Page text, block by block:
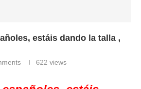
estáis dando la talla ,
622 views